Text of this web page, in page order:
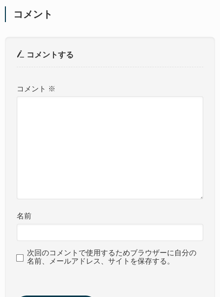
コメント
コメントする
コメント ※
名前
次回のコメントで使用するためブラウザーに自分の
名前、メールアドレス、サイトを保存する。